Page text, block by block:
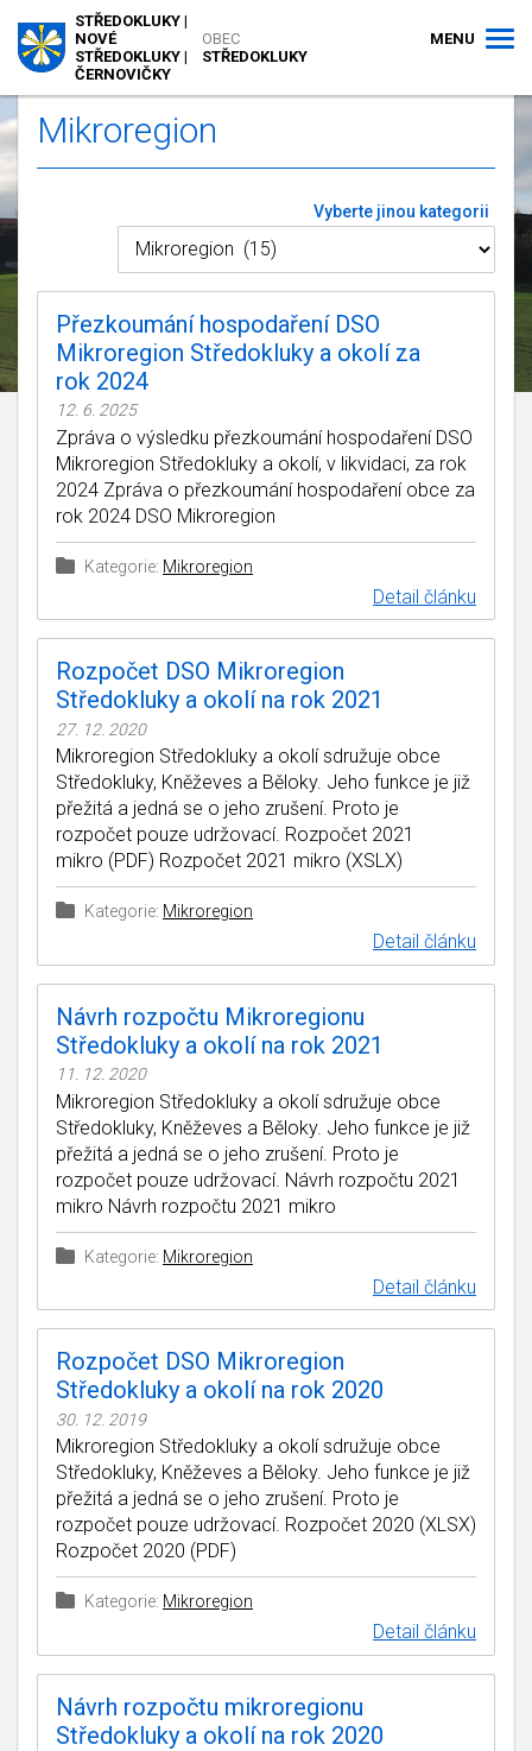
OBEC
STŘEDOKLUKY
STŘEDOKLUKY |
NOVÉ
STŘEDOKLUKY |
ČERNOVIČKY
MENU
Mikroregion
Vyberte jinou kategorii
Přezkoumání hospodaření DSO
Mikroregion Středokluky a okolí za
rok 2024
12. 6. 2025
Zpráva o výsledku přezkoumání hospodaření DSO
Mikroregion Středokluky a okolí, v likvidaci, za rok
2024 Zpráva o přezkoumání hospodaření obce za
rok 2024 DSO Mikroregion
Kategorie: Mikroregion
Detail článku
Rozpočet DSO Mikroregion
Středokluky a okolí na rok 2021
27. 12. 2020
Mikroregion Středokluky a okolí sdružuje obce
Středokluky, Kněževes a Běloky. Jeho funkce je již
přežitá a jedná se o jeho zrušení. Proto je
rozpočet pouze udržovací. Rozpočet 2021
mikro (PDF) Rozpočet 2021 mikro (XSLX)
Kategorie: Mikroregion
Detail článku
Návrh rozpočtu Mikroregionu
Středokluky a okolí na rok 2021
11. 12. 2020
Mikroregion Středokluky a okolí sdružuje obce
Středokluky, Kněževes a Běloky. Jeho funkce je již
přežitá a jedná se o jeho zrušení. Proto je
rozpočet pouze udržovací. Návrh rozpočtu 2021
mikro Návrh rozpočtu 2021 mikro
Kategorie: Mikroregion
Detail článku
Rozpočet DSO Mikroregion
Středokluky a okolí na rok 2020
30. 12. 2019
Mikroregion Středokluky a okolí sdružuje obce
Středokluky, Kněževes a Běloky. Jeho funkce je již
přežitá a jedná se o jeho zrušení. Proto je
rozpočet pouze udržovací. Rozpočet 2020 (XLSX)
Rozpočet 2020 (PDF)
Kategorie: Mikroregion
Detail článku
Návrh rozpočtu mikroregionu
Středokluky a okolí na rok 2020